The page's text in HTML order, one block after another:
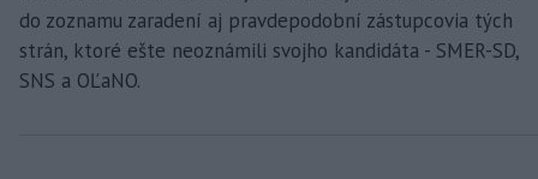
do zoznamu zaradení aj pravdepodobní zástupcovia tých
strán, ktoré ešte neoznámili svojho kandidáta - SMER-SD,
SNS a OĽaNO.